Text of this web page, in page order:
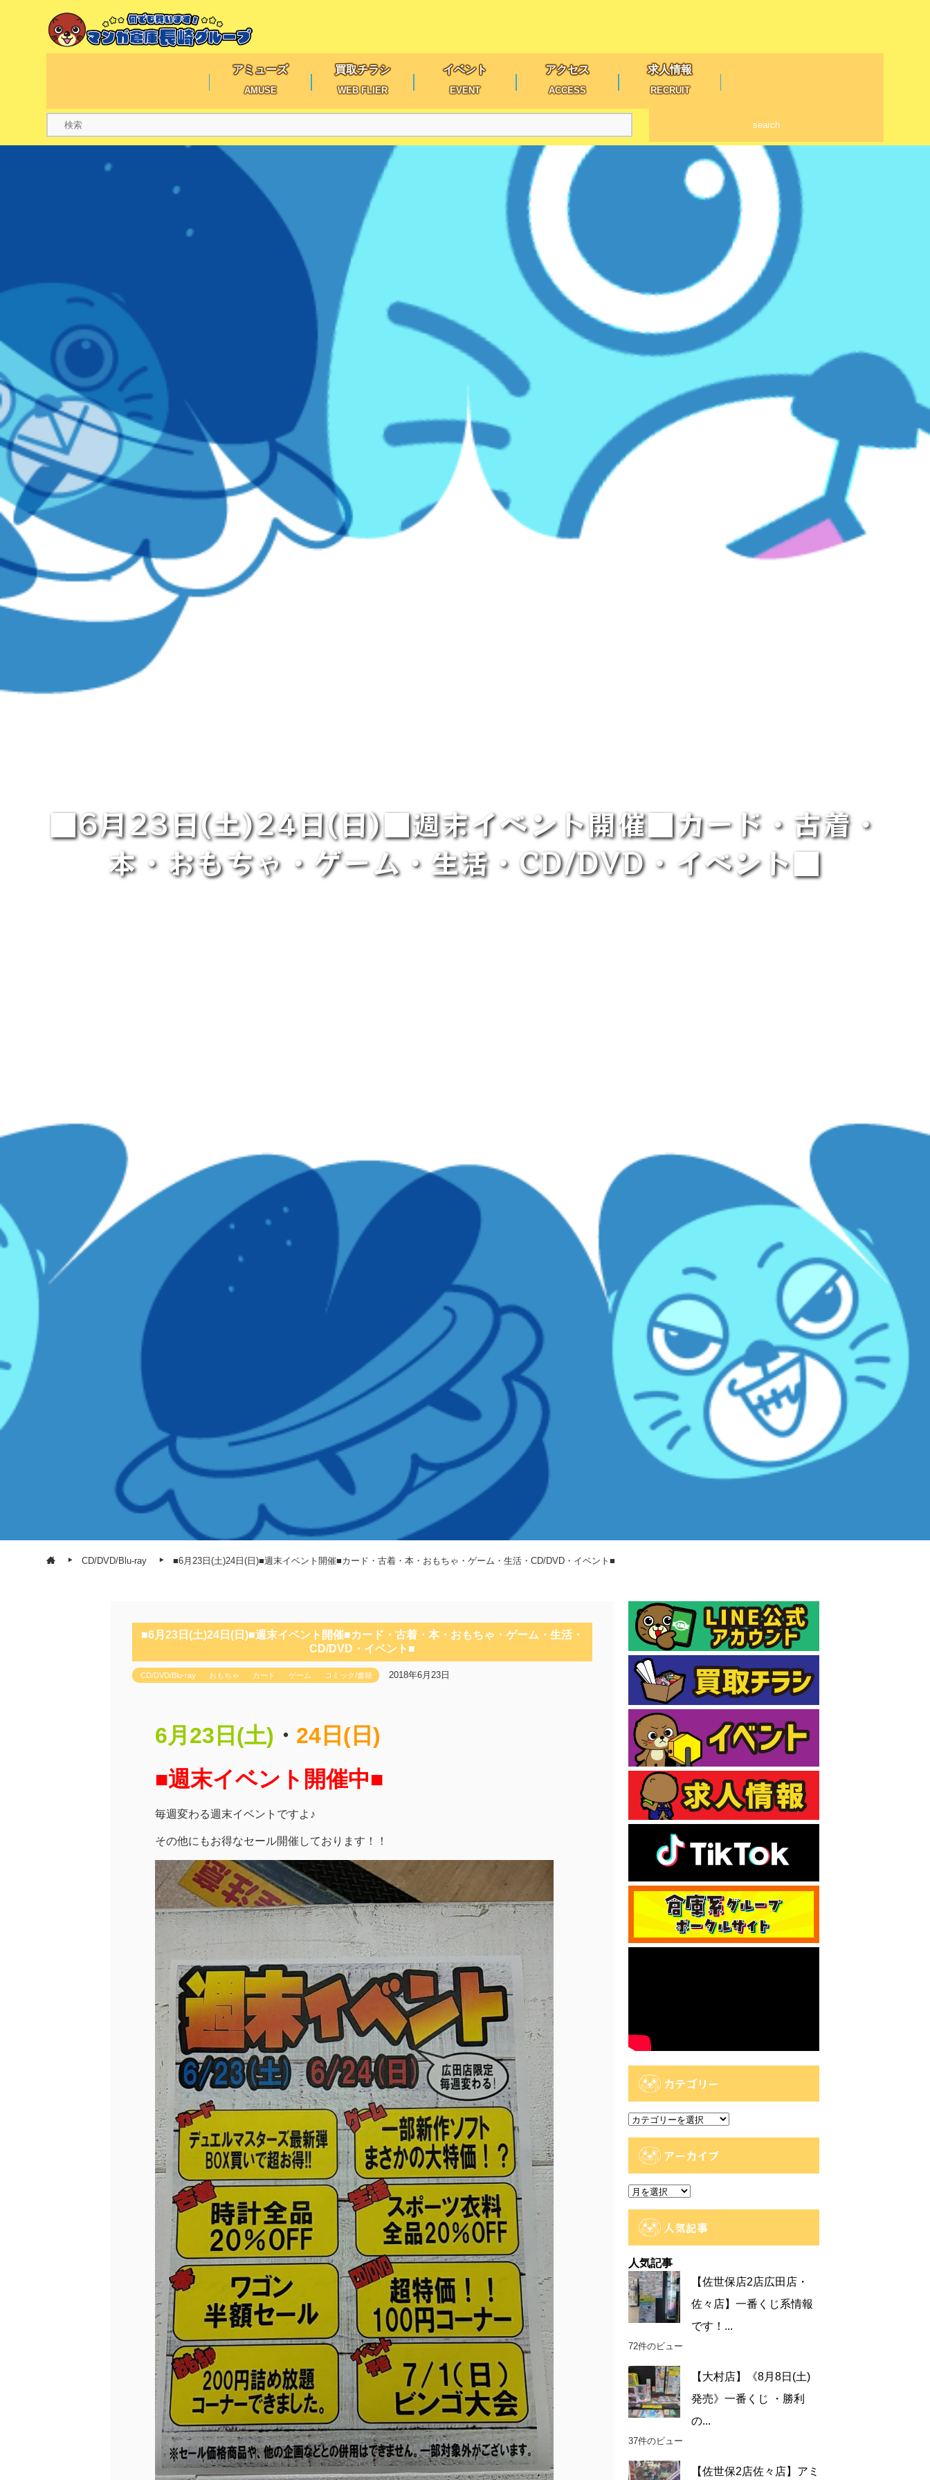
アミューズ
AMUSE
買取チラシ
WEB FLIER
イベント
EVENT
アクセス
ACCESS
求人情報
RECRUIT
search
■6月23日(土)24日(日)■週末イベント開催■カード・古着・
本・おもちゃ・ゲーム・生活・CD/DVD・イベント■
CD/DVD/Blu-ray ■6月23日(土)24日(日)■週末イベント開催■カード・古着・本・おもちゃ・ゲーム・生活・CD/DVD・イベント■
■6月23日(土)24日(日)■週末イベント開催■カード・古着・本・おもちゃ・ゲーム・生活・
CD/DVD・イベント■
CD/DVD/Blu-ray おもちゃ カード ゲーム コミック/書籍 2018年6月23日
6月23日(土) ・ 24日(日)
■週末イベント開催中■
毎週変わる週末イベントですよ♪
その他にもお得なセール開催しております！！
カテゴリー
カ
アーカイブ
ア
人気記事
人気記事
【佐世保店2店広田店・
佐々店】一番くじ系情報
です！...
72件のビュー
【大村店】《8月8日(土)
発売》一番くじ ・勝利
の...
37件のビュー
【佐世保2店佐々店】アミ